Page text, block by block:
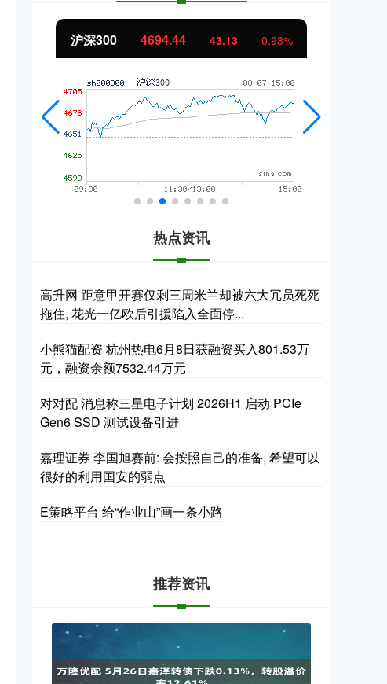
北证50 1134.24 11.37 1.01%
热点资讯
高升网 距意甲开赛仅剩三周米兰却被六大冗员死死
拖住, 花光一亿欧后引援陷入全面停...
小熊猫配资 杭州热电6月8日获融资买入801.53万
元，融资余额7532.44万元
对对配 消息称三星电子计划 2026H1 启动 PCIe
Gen6 SSD 测试设备引进
嘉理证券 李国旭赛前: 会按照自己的准备, 希望可以
很好的利用国安的弱点
E策略平台 给“作业山”画一条小路
推荐资讯